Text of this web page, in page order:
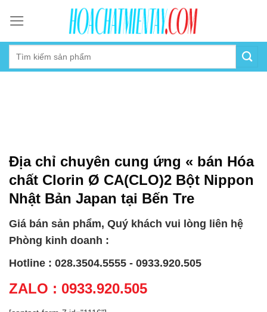
content
Địa chỉ chuyên cung ứng « bán Hóa
chất Clorin Ø CA(CLO)2 Bột Nippon
Nhật Bản Japan tại Bến Tre
Giá bán sản phẩm, Quý khách vui lòng liên hệ
Phòng kinh doanh :
Hotline : 028.3504.5555 - 0933.920.505
ZALO : 0933.920.505